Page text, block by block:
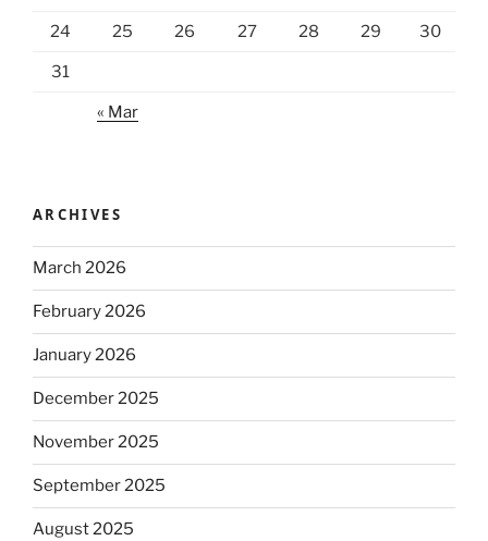
24 25 26 27 28 29 30
31
« Mar
ARCHIVES
March 2026
February 2026
January 2026
December 2025
November 2025
September 2025
August 2025